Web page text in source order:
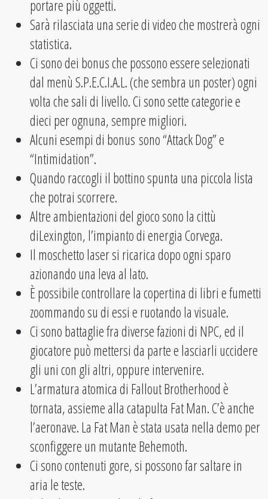
portare più oggetti.
Sarà rilasciata una serie di video che mostrerà ogni
statistica.
Ci sono dei bonus che possono essere selezionati
dal menù S.P.E.C.I.A.L. (che sembra un poster) ogni
volta che sali di livello. Ci sono sette categorie e
dieci per ognuna, sempre migliori.
Alcuni esempi di bonus sono “Attack Dog” e
“Intimidation”.
Quando raccogli il bottino spunta una piccola lista
che potrai scorrere.
Altre ambientazioni del gioco sono la cittù
diLexington, l’impianto di energia Corvega.
Il moschetto laser si ricarica dopo ogni sparo
azionando una leva al lato.
È possibile controllare la copertina di libri e fumetti
zoommando su di essi e ruotando la visuale.
Ci sono battaglie fra diverse fazioni di NPC, ed il
giocatore può mettersi da parte e lasciarli uccidere
gli uni con gli altri, oppure intervenire.
L’armatura atomica di Fallout Brotherhood è
tornata, assieme alla catapulta Fat Man. C’è anche
l’aeronave. La Fat Man è stata usata nella demo per
sconfiggere un mutante Behemoth.
Ci sono contenuti gore, si possono far saltare in
aria le teste.